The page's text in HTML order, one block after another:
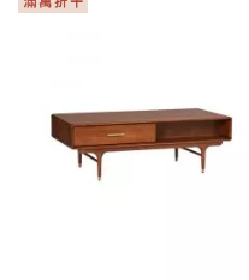
入